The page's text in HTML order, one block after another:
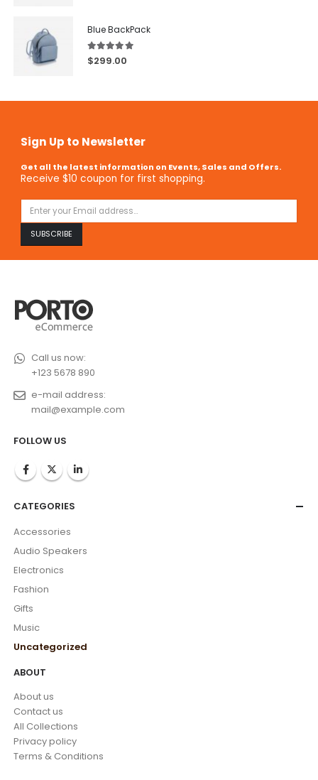
Blue BackPack
5.00out of 5
$299.00
Sign Up to Newsletter
Get all the latest information on Events, Sales and Offers.
Receive $10 coupon for first shopping.
Call us now:
+123 5678 890
e-mail address:
mail@example.com
FOLLOW US
CATEGORIES
Accessories
Audio Speakers
Electronics
Fashion
Gifts
Music
Uncategorized
ABOUT
About us
Contact us
All Collections
Privacy policy
Terms & Conditions